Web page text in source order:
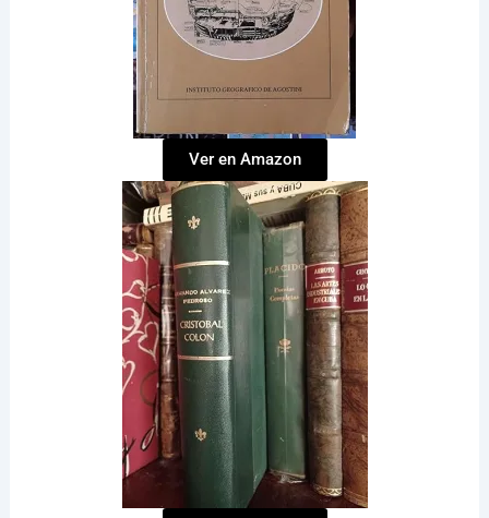
Ver en Amazon